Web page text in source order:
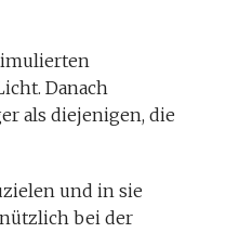
Danach
als diejenigen, die
und in sie
bei der